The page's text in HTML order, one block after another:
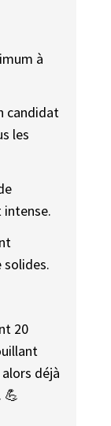
à
candidat
les
intense.
20
déjà
💪